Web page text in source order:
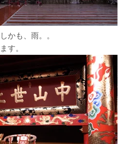
かも、雨。。
す。